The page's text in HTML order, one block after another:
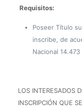
Requisitos:
Poseer Título
inscribe, de
Nacional
LOS INTERESADOS
INSCRIPCIÓN QUE